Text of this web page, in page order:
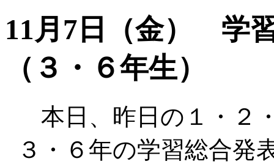
11月7日（金） 学
（３・６年生）
本日、昨日の１・２
３・６年の学習総合発